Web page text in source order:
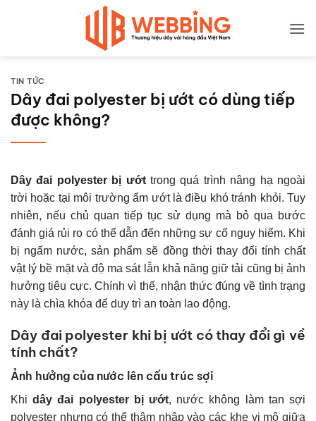
TIN TỨC
Dây đai polyester bị ướt có dùng tiếp
được không?
Dây đai polyester bị ướttrong quá trình nâng hạ ngoài
trời hoặc tại môi trường ẩm ướt là điều khó tránh khỏi. Tuy
nhiên, nếu chủ quan tiếp tục sử dụng mà bỏ qua bước
đánh giá rủi ro có thể dẫn đến những sự cố nguy hiểm. Khi
bị ngấm nước, sản phẩm sẽ đồng thời thay đổi tính chất
vật lý bề mặt và độ ma sát lẫn khả năng giữ tải cũng bị ảnh
hưởng tiêu cực. Chính vì thế, nhận thức đúng về tình trạng
này là chìa khóa để duy trì an toàn lao động.
Dây đai polyester khi bị ướt có thay đổi gì về
tính chất?
Ảnh hưởng của nước lên cấu trúc sợi
Khidây đai polyester bị ướt, nước không làm tan sợi
polyester nhưng có thể thâm nhập vào các khe vi mô giữa